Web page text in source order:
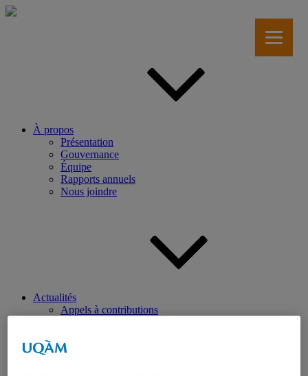
Aller
À propos
Présentation
Gouvernance
Équipe
Rapports annuels
Nous joindre
Actualités
Appels à contributions
Dans les médias